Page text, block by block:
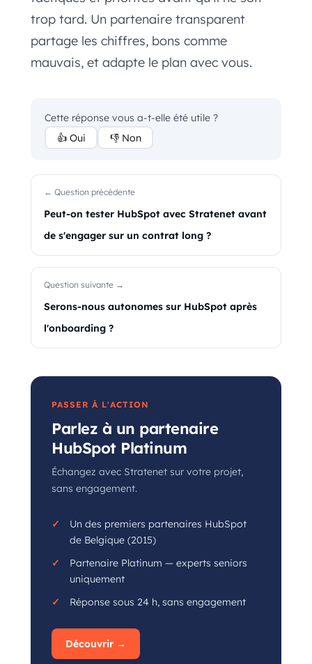
trop tard. Un partenaire transparent
partage les chiffres, bons comme
mauvais, et adapte le plan avec vous.
Cette réponse vous a-t-elle été utile ?
👍 Oui
👎 Non
← Question précédente
Peut-on tester HubSpot avec Stratenet avant
de s'engager sur un contrat long ?
Question suivante →
Serons-nous autonomes sur HubSpot après
l'onboarding ?
PASSER À L'ACTION
Parlez à un partenaire
HubSpot Platinum
Échangez avec Stratenet sur votre projet,
sans engagement.
Un des premiers partenaires HubSpot
de Belgique (2015)
Partenaire Platinum — experts seniors
uniquement
Réponse sous 24 h, sans engagement
Découvrir →